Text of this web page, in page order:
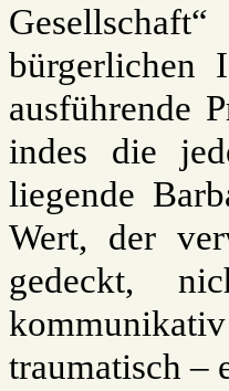
bürgerlichen
ausführende
indes die
liegende
Wert, der
gedeckt,
traumatisch –